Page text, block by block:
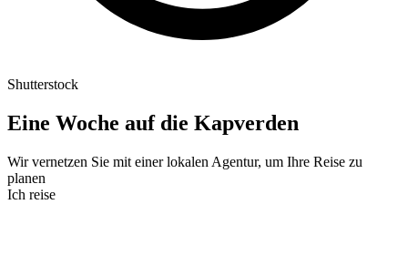
Shutterstock
Eine Woche auf die Kapverden
Wir vernetzen Sie mit einer lokalen Agentur, um Ihre Reise zu
planen
Ich reise